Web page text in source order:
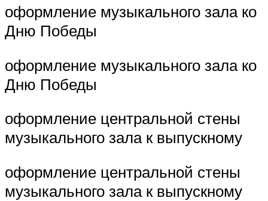
оформление музыкального зала ко
Дню Победы
оформление музыкального зала ко
Дню Победы
оформление центральной стены
музыкального зала к выпускному
оформление центральной стены
музыкального зала к выпускному